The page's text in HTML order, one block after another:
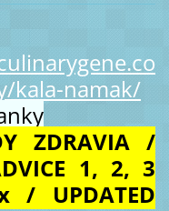
kala-namak/
ZDRAVIA /
1, 2, 3
/ UPDATED